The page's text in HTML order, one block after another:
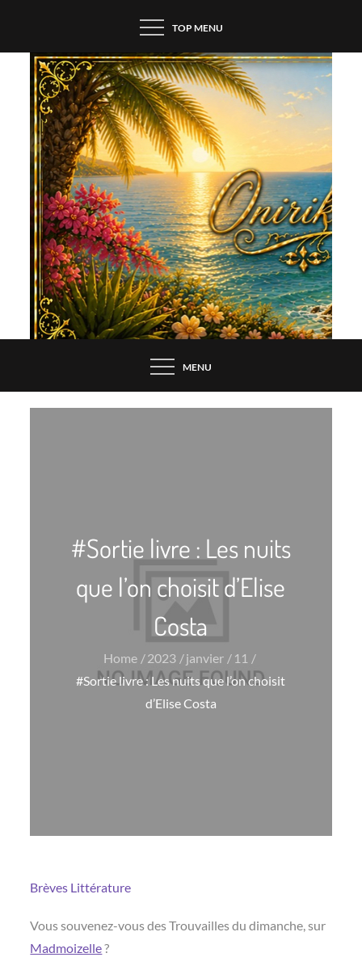
content
TOP MENU
MENU
#Sortie livre : Les nuits
que l’on choisit d’Elise
Costa
Home 2023 janvier
11
#Sortie livre : Les nuits que l’on choisit
d’Elise Costa
Brèves Littérature
Vous souvenez-vous des Trouvailles du dimanche, sur
Madmoizelle?